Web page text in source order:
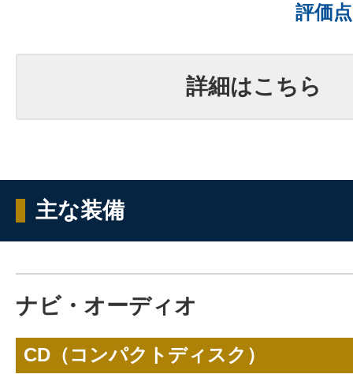
評価
詳細はこちら
主な装備
ナビ・オーディオ
CD（コンパクトディスク）